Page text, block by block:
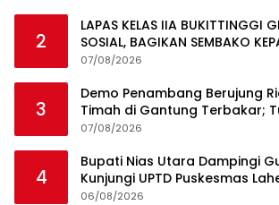
2
LAPAS KELAS IIA BUKITTINGGI
SOSIAL, BAGIKAN SEMBAKO
MASYARAKAT SEKITAR
07/08/2026
3
Demo Penambang Berujung
Timah di Gantung Terbakar;
Niaga Timah Jadi Sorotan
07/08/2026
4
Bupati Nias Utara Dampingi
Kunjungi UPTD Puskesmas
06/08/2026